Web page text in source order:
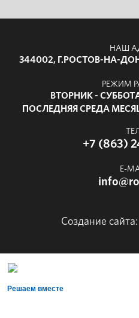
НАШ
344002, Г.РОСТОВ-НА-
РЕЖИМ
ВТОРНИК -
ПОСЛЕДНЯЯ СРЕДА
+7 (863)
E-
Создание сайта:
Решаем вместе